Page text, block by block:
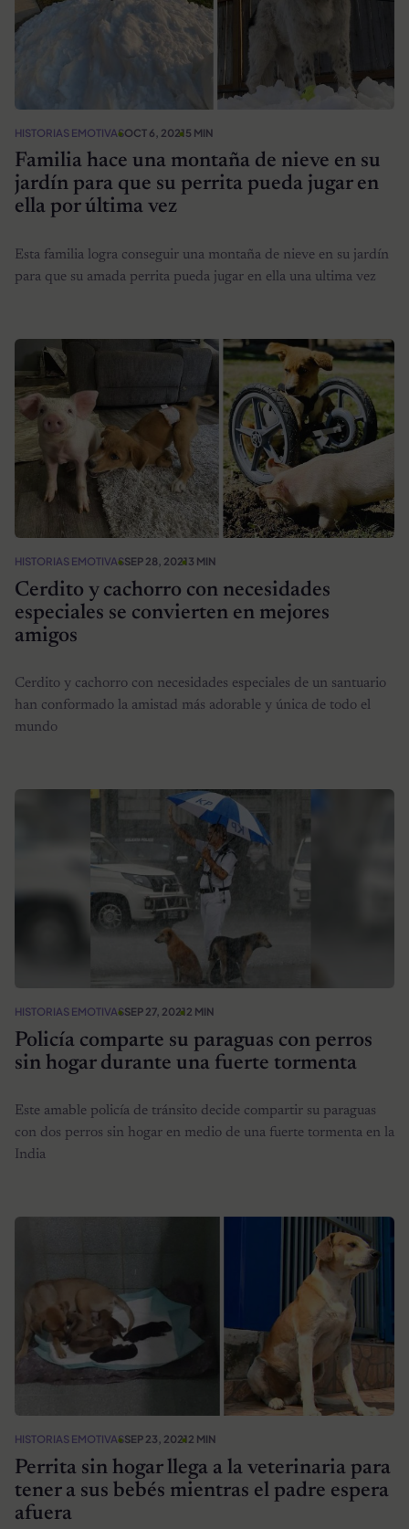
HISTORIAS EMOTIVASOCT 6, 20215 MIN
Familia hace una montaña de nieve en su
jardín para que su perrita pueda jugar en
ella por última vez
Esta familia logra conseguir una montaña de nieve en su jardín
para que su amada perrita pueda jugar en ella una ultima vez
HISTORIAS EMOTIVASSEP 28, 20213 MIN
Cerdito y cachorro con necesidades
especiales se convierten en mejores
amigos
Cerdito y cachorro con necesidades especiales de un santuario
han conformado la amistad más adorable y única de todo el
mundo
HISTORIAS EMOTIVASSEP 27, 20212 MIN
Policía comparte su paraguas con perros
sin hogar durante una fuerte tormenta
Este amable policía de tránsito decide compartir su paraguas
con dos perros sin hogar en medio de una fuerte tormenta en la
India
HISTORIAS EMOTIVASSEP 23, 20212 MIN
Perrita sin hogar llega a la veterinaria para
tener a sus bebés mientras el padre espera
afuera